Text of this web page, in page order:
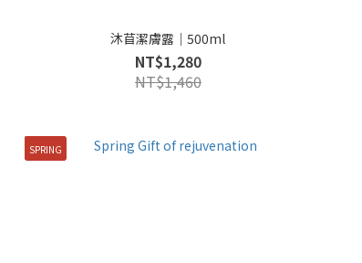
沐苜潔膚露｜500ml
NT$1,280
NT$1,460
SPRING